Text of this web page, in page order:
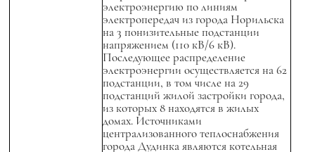
электроэнергию по линиям
электропередач из города Норильска
на 3 понизительные подстанции
напряжением (110 кВ/6 кВ).
Последующее распределение
электроэнергии осуществляется на 62
подстанции, в том числе на 29
подстанций жилой застройки города,
из которых 8 находятся в жилых
домах. Источниками
централизованного теплоснабжения
города Дудинка являются котельная